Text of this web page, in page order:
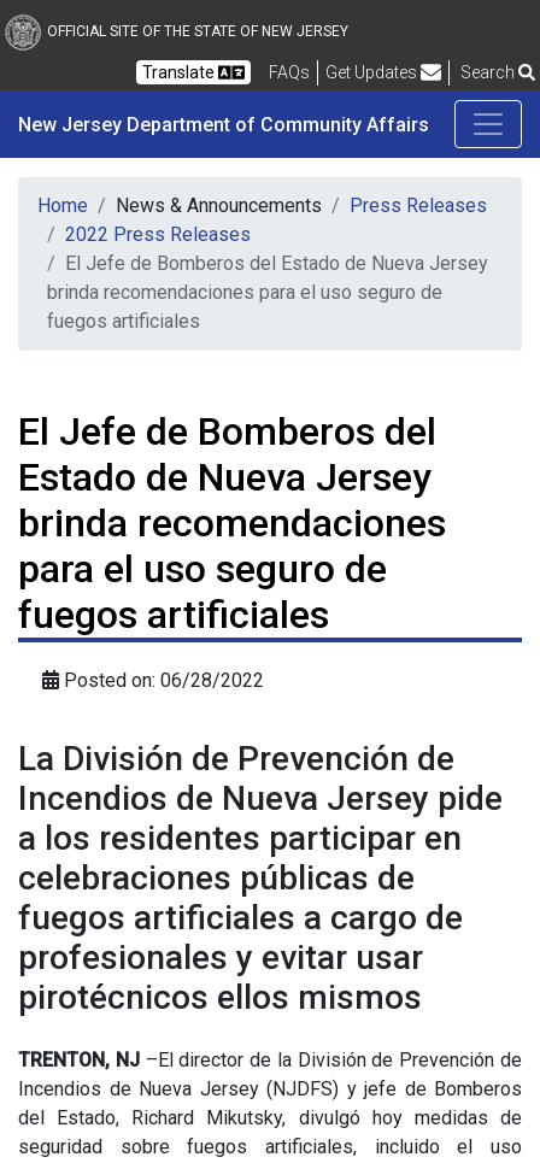
Skip to main content
New Jersey
OFFICIAL SITE OF THE STATE OF NEW JERSEY
Translate FAQsFrequently Asked Questions
Get Updates Search
New Jersey Department of Community Affairs
Home News & Announcements
Press Releases
2022 Press Releases
El Jefe de Bomberos del Estado de Nueva Jersey
brinda recomendaciones para el uso seguro de
fuegos artificiales
El Jefe de Bomberos del
Estado de Nueva Jersey
brinda recomendaciones
para el uso seguro de
fuegos artificiales
Posted on: 06/28/2022
La División de Prevención de
Incendios de Nueva Jersey pide
a los residentes participar en
celebraciones públicas de
fuegos artificiales a cargo de
profesionales y evitar usar
pirotécnicos ellos mismos
TRENTON, NJ–El director de la División de Prevención de
Incendios de Nueva Jersey (NJDFS) y jefe de Bomberos
del Estado, Richard Mikutsky, divulgó hoy medidas de
seguridad sobre fuegos artificiales, incluido el uso